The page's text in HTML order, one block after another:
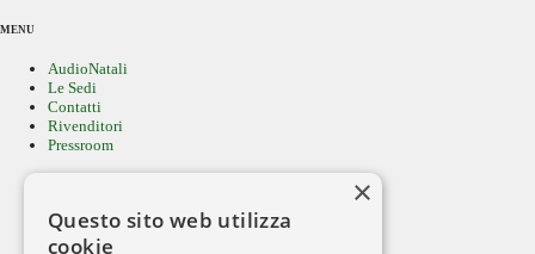
MENU
AudioNatali
Le Sedi
Contatti
Rivenditori
Pressroom
Cerca per MARCA
Ricerca avanzata
×
Questo sito web utilizza
cookie